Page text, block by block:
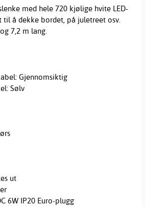
med hele 720 kjølige hvite LED-
til å dekke bordet, på juletreet osv.
7,2 m lang.
Gjennomsiktig
Sølv
ut
6W IP20 Euro-plugg